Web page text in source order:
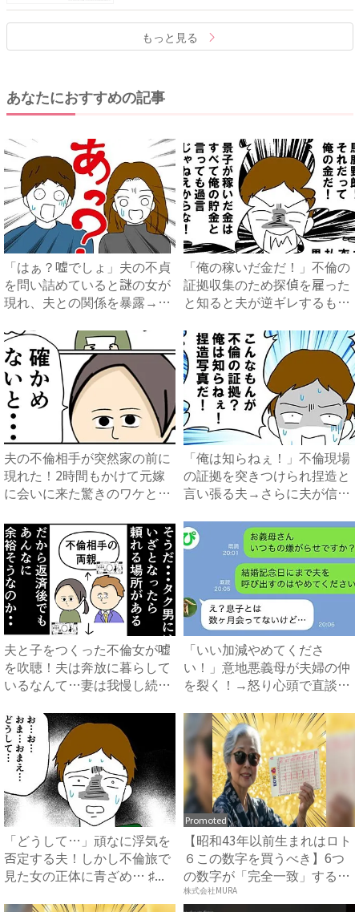
もっと見る
あなたにおすすめの記事
「はぁ？嘘でしょ」夫の不貞
を問い詰めていると謎の女が
現れ、夫との関係を暴露→衝
「俺の稼いだ金だ！」不倫の
証拠収集のため探偵を雇った
と知ると夫が逆ギレするも、
夫の不倫相手が突然家の前に
現れた！2時間もかけて元嫁
に会いに来た驚きのワケと
「俺は知らねぇ！」不倫現場
の証拠を突きつけられ捏造と
言い張る夫→さらに夫が信じ
夫と子をつくった不倫女が嘘
を吹聴！夫は奔放に暮らして
いるなんて…妻は我慢し続け
「いい加減やめてくださ
い！」意地悪義母が夫婦の仲
を裂く！→怒り心頭で直談判
「どうして…」頑なに浮気を
否定する夫！しかし不倫旅で
見た女の正体に青ざめ… ♯...
Promoted
【昭和43年以前生まれはロト
６この数字を買うべき】6つ
の数字が「完全一致」する
方...
株式会社MURA